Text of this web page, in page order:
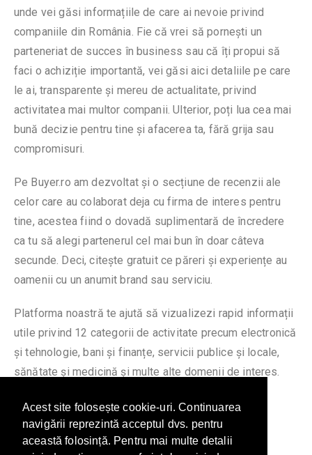
Acest site folosește cookie-uri. Continuarea
navigării reprezintă acceptul dvs. pentru
această folosință. Pentru mai multe detalii
unde vei găsi informațiile de care ai nevoie privind
companiile din România. Fie că vrei să porneşti un
parteneriat de succes în business sau că îți propui să
faci o achiziție importantă, vei găsi aici detaliile pe care
le ai, transparente și mereu de actualitate, privind
activitatea mai multor companii. Ulterior, poți lua cea mai
bună decizie pentru tine şi afacerea ta, fără grija sau
compromisuri.
Pe Buyer.ro am dezvoltat și o secțiune de recenzii ale
celor care au colaborat deja cu firma de interes pentru
tine, acestea fiind o dovadă suplimentară de încredere
ca tu să alegi partenerul cel mai bun în doar câteva
secunde. Deci, citește gratuit ce păreri și experiențe au
oamenii cu un anumit brand sau serviciu.
Platforma noastră te ajută să vizualizezi rapid informații
utile privind 12 categorii de activitate precum electronică
și tehnologie, bani și finanțe, servicii publice și locale,
sănătate și medicină și multe alte domenii de interes.